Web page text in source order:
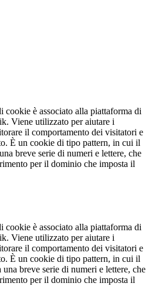
cookie è associato alla piattaforma di
Viene utilizzato per aiutare i
il comportamento dei visitatori e
È un cookie di tipo pattern, in cui il
breve serie di numeri e lettere, che
per il dominio che imposta il
cookie è associato alla piattaforma di
Viene utilizzato per aiutare i
il comportamento dei visitatori e
È un cookie di tipo pattern, in cui il
breve serie di numeri e lettere, che
per il dominio che imposta il